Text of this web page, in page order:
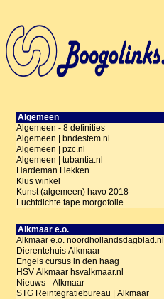
Algemeen
Algemeen - 8 definities
Algemeen | bndestem.nl
Algemeen | pzc.nl
Algemeen | tubantia.nl
Hardeman Hekken
Klus winkel
Kunst (algemeen) havo 2018
Luchtdichte tape morgofolie
Alkmaar e.o.
Alkmaar e.o. noordhollandsdagblad.nl
Dierentehuis Alkmaar
Engels cursus in den haag
HSV Alkmaar hsvalkmaar.nl
Nieuws - Alkmaar
STG Reintegratiebureau | Alkmaar